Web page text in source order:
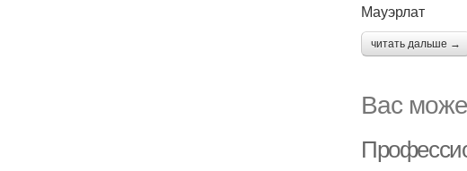
Мауэрлат
читать дальше →
Вас